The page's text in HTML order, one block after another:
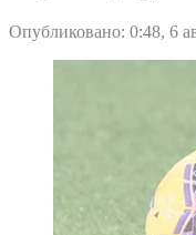
Опубликовано: 0:48, 6